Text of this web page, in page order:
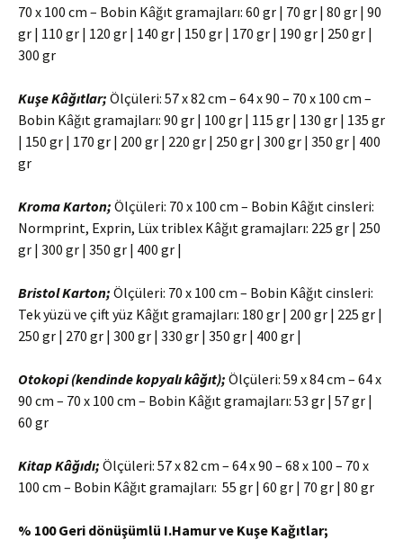
70 x 100 cm – Bobin Kâğıt gramajları: 60 gr | 70 gr | 80 gr | 90
gr | 110 gr | 120 gr | 140 gr | 150 gr | 170 gr | 190 gr | 250 gr |
300 gr
Kuşe Kâğıtlar; Ölçüleri: 57 x 82 cm – 64 x 90 – 70 x 100 cm –
Bobin Kâğıt gramajları: 90 gr | 100 gr | 115 gr | 130 gr | 135 gr
| 150 gr | 170 gr | 200 gr | 220 gr | 250 gr | 300 gr | 350 gr | 400
gr
Kroma Karton; Ölçüleri: 70 x 100 cm – Bobin Kâğıt cinsleri:
Normprint, Exprin, Lüx triblex Kâğıt gramajları: 225 gr | 250
gr | 300 gr | 350 gr | 400 gr |
Bristol Karton; Ölçüleri: 70 x 100 cm – Bobin Kâğıt cinsleri:
Tek yüzü ve çift yüz Kâğıt gramajları: 180 gr | 200 gr | 225 gr |
250 gr | 270 gr | 300 gr | 330 gr | 350 gr | 400 gr |
Otokopi (kendinde kopyalı kâğıt); Ölçüleri: 59 x 84 cm – 64 x
90 cm – 70 x 100 cm – Bobin Kâğıt gramajları: 53 gr | 57 gr |
60 gr
Kitap Kâğıdı; Ölçüleri: 57 x 82 cm – 64 x 90 – 68 x 100 – 70 x
100 cm – Bobin Kâğıt gramajları: 55 gr | 60 gr | 70 gr | 80 gr
% 100 Geri dönüşümlü I.Hamur ve Kuşe Kağıtlar;